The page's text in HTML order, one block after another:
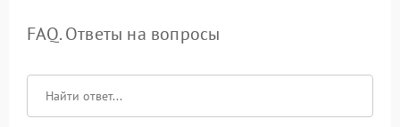
FAQ. Ответы на вопросы